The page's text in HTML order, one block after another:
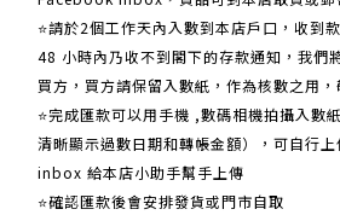
​​⭐請於2個工作天內入數到本店戶口，收到
48 小時內乃收不到閣下的存款通知，我們
買方，買方請保留入數紙，作為核數之用，
⭐完成匯款可以用手機 ,數碼相機拍攝入數
清晰顯示過數日期和轉帳金額），可自行
inbox 給本店小助手幫手上傳
⭐確認匯款後會安排發貨或門市自取